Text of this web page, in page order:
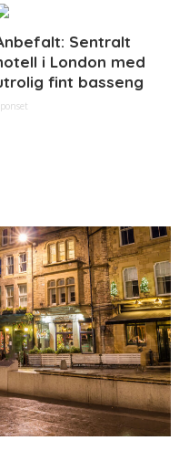
Sentralt
i London med
fint basseng